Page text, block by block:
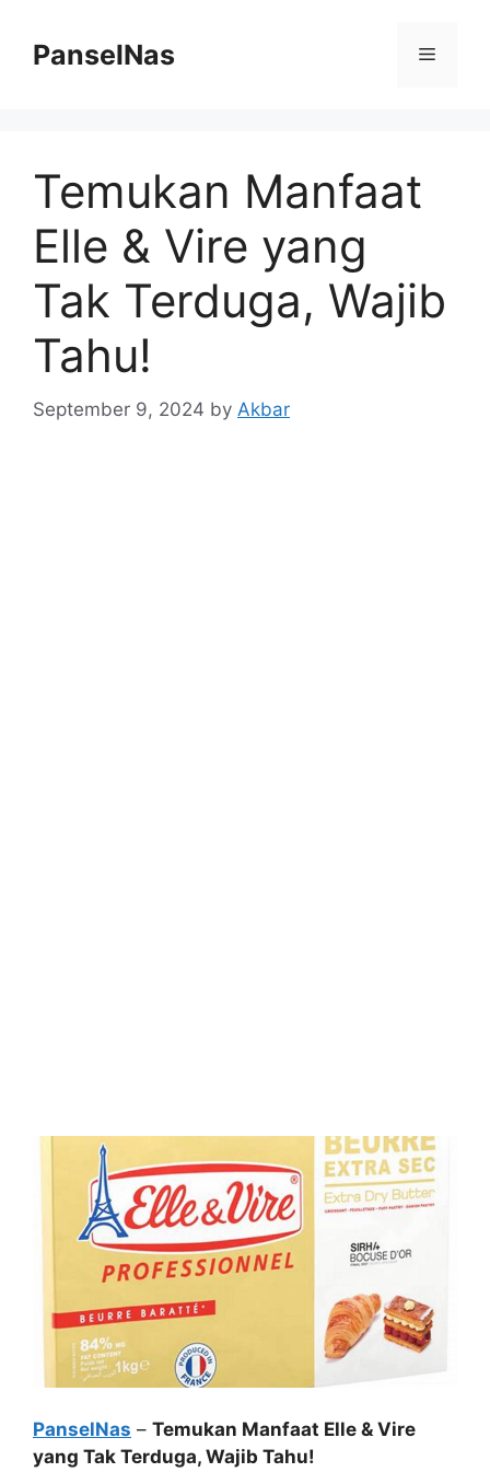
contentPanselNas Menu
Temukan Manfaat
Elle & Vire yang
Tak Terduga, Wajib
Tahu!
September 9, 2024 by Akbar
PanselNas – Temukan Manfaat Elle & Vire
yang Tak Terduga, Wajib Tahu!